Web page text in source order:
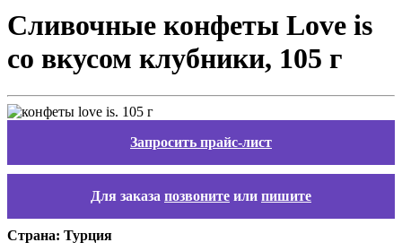
Сливочные конфеты Love is
со вкусом клубники, 105 г
Запросить прайс-лист
Для заказа позвоните или пишите
Страна: Турция